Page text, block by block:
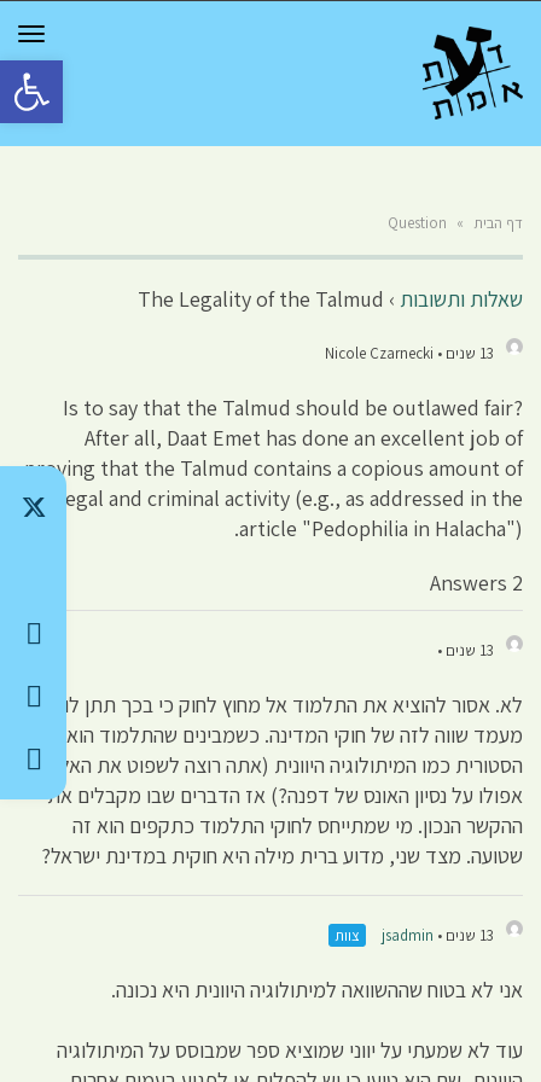
פתח
דף הבית »
Question
שאלות ותשובות ›
The Legality of the Talmud
13 שנים • Nicole Czarnecki
Is to say that the Talmud should be outlawed fair?
After all, Daat Emet has done an excellent job of
proving that the Talmud contains a copious amount of
illegal and criminal activity (e.g., as addressed in the
article "Pedophilia in Halacha").
2 Answers
13 שנים •
לא. אסור להוציא את התלמוד אל מחוץ לחוק כי בכך תתן לו
מעמד שווה לזה של חוקי המדינה. כשמבינים שהתלמוד הוא יצירה
הסטורית כמו המיתולוגיה היוונית (אתה רוצה לשפוט את האל
אפולו על נסיון האונס של דפנה?) אז הדברים שבו מקבלים את
ההקשר הנכון. מי שמתייחס לחוקי התלמוד כתקפים הוא זה
שטועה. מצד שני, מדוע ברית מילה היא חוקית במדינת ישראל?
13 שנים • jsadmin צוות
אני לא בטוח שההשוואה למיתולוגיה היוונית היא נכונה.
עוד לא שמעתי על יווני שמוציא ספר שמבוסס על המיתולוגיה